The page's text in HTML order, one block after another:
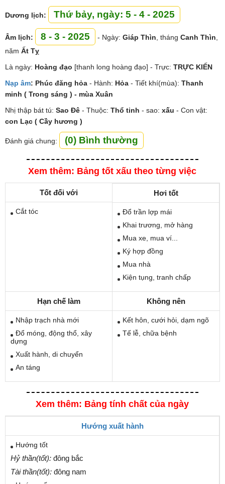
Dương lịch: Thứ bảy, ngày: 5 - 4 - 2025
Âm lịch: 8 - 3 - 2025 - Ngày: Giáp Thìn , tháng Canh Thìn
năm Ất Tỵ
Là ngày: Hoàng đạo [thanh long hoàng đạo] - Trực: TRỰC KIẾN
Nạp âm: Phúc đăng hỏa - Hành: Hỏa - Tiết khí(mùa): Thanh
minh ( Trong sáng ) - mùa Xuân
Nhị thập bát tú: Sao Đê - Thuộc: Thổ tinh - sao: xấu - Con vật:
con Lạc ( Cầy hương )
Đánh giá chung: (0) Bình thường
Xem thêm: Bảng tốt xấu theo từng việc
Tốt đối với
Cắt tóc
Hơi tốt
Đổ trần lợp mái
Khai trương, mở hàng
Mua xe, mua ví...
Ký hợp đồng
Mua nhà
Kiện tụng, tranh chấp
Hạn chế làm
Nhập trạch nhà mới
Đổ móng, động thổ, xây
dựng
Xuất hành, di chuyển
An táng
Không nên
Kết hôn, cưới hỏi, dạm ngõ
Tế lễ, chữa bệnh
Xem thêm: Bảng tính chất của ngày
Hướng xuất hành
Hướng tốt
Hỷ thần(tốt): đông bắc
Tài thần(tốt): đông nam